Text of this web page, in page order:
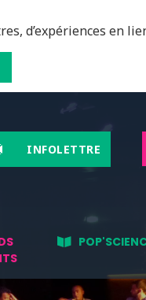
d’expériences en
INFOLETTRE